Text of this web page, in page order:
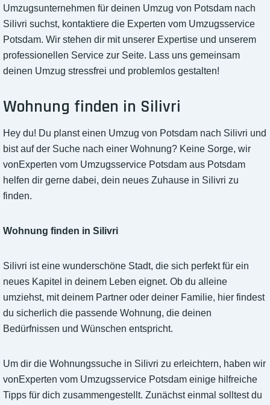
Umzugsunternehmen für deinen Umzug von Potsdam nach
Silivri suchst, kontaktiere die Experten vom Umzugsservice
Potsdam. Wir stehen dir mit unserer Expertise und unserem
professionellen Service zur Seite. Lass uns gemeinsam
deinen Umzug stressfrei und problemlos gestalten!
Wohnung finden in Silivri
Hey du! Du planst einen Umzug von Potsdam nach Silivri und
bist auf der Suche nach einer Wohnung? Keine Sorge, wir
vonExperten vom Umzugsservice Potsdam aus Potsdam
helfen dir gerne dabei, dein neues Zuhause in Silivri zu
finden.
Wohnung finden in Silivri
Silivri ist eine wunderschöne Stadt, die sich perfekt für ein
neues Kapitel in deinem Leben eignet. Ob du alleine
umziehst, mit deinem Partner oder deiner Familie, hier findest
du sicherlich die passende Wohnung, die deinen
Bedürfnissen und Wünschen entspricht.
Um dir die Wohnungssuche in Silivri zu erleichtern, haben wir
vonExperten vom Umzugsservice Potsdam einige hilfreiche
Tipps für dich zusammengestellt. Zunächst einmal solltest du